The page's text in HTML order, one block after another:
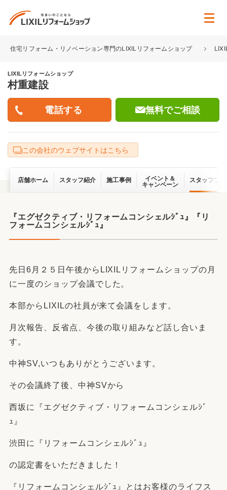
住宅リフォーム・リノベーション専門のLIXILリフォームショップ
LIXILリフォームショップ
村重建設
無料でご相談
この会社のウェブサイトはこちら
店舗ホーム スタッフ紹介 施工事例
イベント＆
キャンペーン
スタッフブ
『エグゼクティブ・リフォームコンシェルｼﾞｭ』『リ
フォームコンシェルｼﾞｭ』
先日6月２５日午後からLIXILリフォームショップの月
に一度のショップ会議でした。
本部からLIXILの社員が来て会議をします。
月次報告、反省点、今後の取り組みなど話し合いま
す。
中神SV,いつもありがとうございます。
その会議終了後、中神SVから
西坂に『エグゼクティブ・リフォームコンシェルｼﾞ
ｭ』
渋田に『リフォームコンシェルｼﾞｭ』
の認定書をいただきました！
『リフォームコンシェルｼﾞｭ』とはお客様のライフス